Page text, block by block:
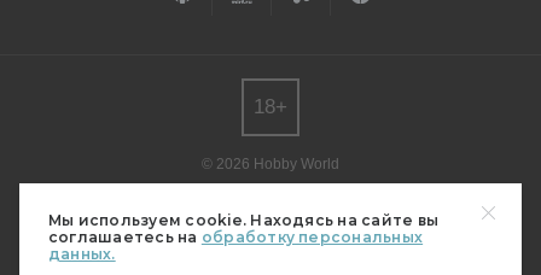
Мы используем cookie. Находясь на сайте вы
соглашаетесь на обработку персональных
данных.
© 2026 Hobby World
редакции.
Мнение авторов может не совпадать с мнением редакции.
Свидетельство о регистрации СМИ серия Эл № ФС77-82485
18+